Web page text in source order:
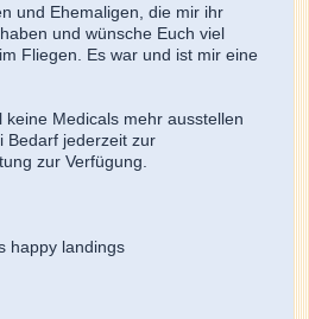
und Ehemaligen, die mir ihr
und wünsche Euch viel
Fliegen. Es war und ist mir eine
keine Medicals mehr ausstellen
Bedarf jederzeit zur
zur Verfügung.
happy landings